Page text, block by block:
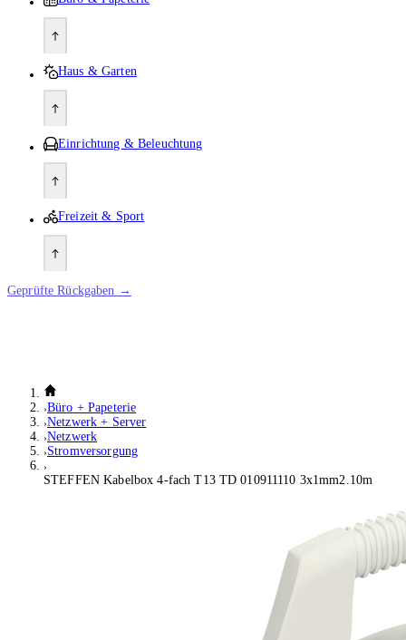
Haus & Garten
Einrichtung & Beleuchtung
Freizeit & Sport
Geprüfte Rückgaben →
Büro + Papeterie
Netzwerk + Server
Netzwerk
Stromversorgung
STEFFEN Kabelbox 4-fach T13 TD 010911110 3x1mm2.10m